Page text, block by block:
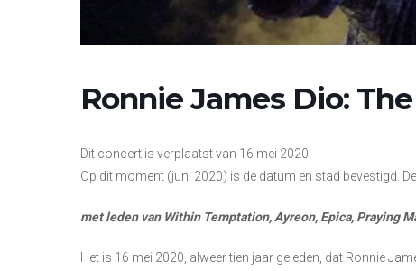
Ronnie James Dio:
Dit concert is verplaatst van 16 mei 2020.
Op dit moment (juni 2020) is de datum en stad bevestigd.
met leden van Within Temptation, Ayreon, Epica, Praying
Het is 16 mei 2020, alweer tien jaar geleden, dat Ronnie